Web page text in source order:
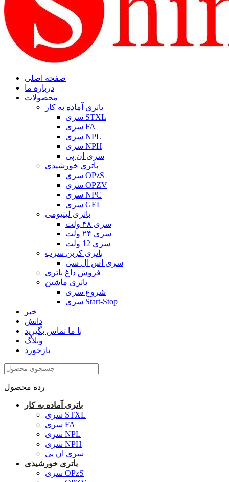
صفحه اصلی
درباره ما
محصولات
باتری آماده به کار
سری STXL
سری FA
سری NPL
سری NPH
سری ان پی
باتری خورشیدی
سری OPzS
سری OPZV
سری NPC
سری GEL
باتری لیتیومی
سری ۴۸ ولت
سری ۲۴ ولت
سری 12 ولت
باتری کربن سرب
سری اس ال سی
فروش داغ باتری
باتری ماشین
شروع سری
سری Start-Stop
خبر
دانش
با ما تماس بگیرید
وبلاگ
بازخورد
رده محصول
باتری آماده به کار
سری STXL
سری FA
سری NPL
سری NPH
سری ان پی
باتری خورشیدی
سری OPzS